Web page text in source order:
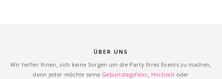
ÜBER UNS
Wir helfen Ihnen, sich keine Sorgen um die Party Ihres Events zu machen,
denn jeder möchte seine Geburtstagsfeier Hochzeit oder